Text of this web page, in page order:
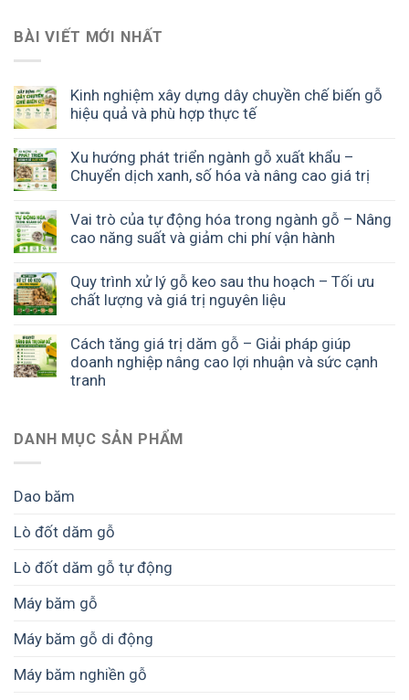
BÀI VIẾT MỚI NHẤT
Kinh nghiệm xây dựng dây chuyền chế biến gỗ
hiệu quả và phù hợp thực tế
Xu hướng phát triển ngành gỗ xuất khẩu –
Chuyển dịch xanh, số hóa và nâng cao giá trị
Vai trò của tự động hóa trong ngành gỗ – Nâng
cao năng suất và giảm chi phí vận hành
Quy trình xử lý gỗ keo sau thu hoạch – Tối ưu
chất lượng và giá trị nguyên liệu
Cách tăng giá trị dăm gỗ – Giải pháp giúp
doanh nghiệp nâng cao lợi nhuận và sức cạnh
tranh
DANH MỤC SẢN PHẨM
Dao băm
Lò đốt dăm gỗ
Lò đốt dăm gỗ tự động
Máy băm gỗ
Máy băm gỗ di động
Máy băm nghiền gỗ